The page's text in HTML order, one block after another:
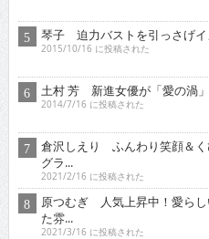
琴子 迫力バストを引っさげイ
2015/10/16 に投稿された
土村 芳 新進女優が「愛の渦
2014/7/16 に投稿された
倉沢しえり ふんわり笑顔＆く
グラ...
2021/2/16 に投稿された
原つむぎ 人気上昇中！愛らし
た雰...
2021/3/16 に投稿された